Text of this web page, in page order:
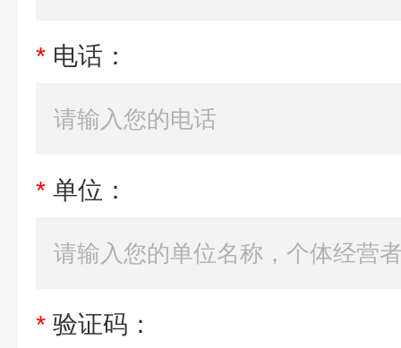
* 电话：
* 单位：
* 验证码：